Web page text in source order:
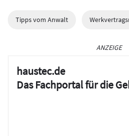
Tipps vom Anwalt
ANZEIGE
haustec.de
Das Fachportal für die